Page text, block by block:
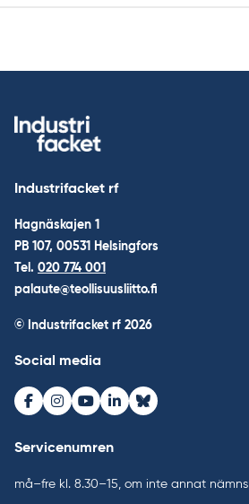
Industrifacket rf
Hagnäskajen 1
PB 107, 00531 Helsingfors
Tel. 020 774 001
palaute@teollisuusliitto.fi
© Industrifacket rf 2026
Social media
Facebook
Instagram
Youtube
LinkedInBluesky
Servicenumren
må–fre kl. 8.30–15, om inte annat nämns